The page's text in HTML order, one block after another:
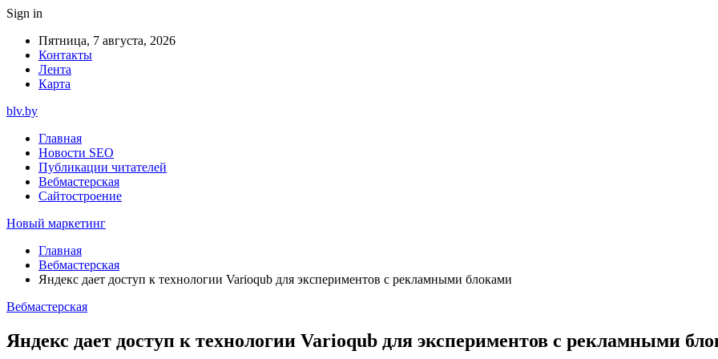
Sign in
Пятница, 7 августа, 2026
Контакты
Лента
Карта
blv.by
Главная
Новости SEO
Публикации читателей
Вебмастерская
Сайтостроение
Новый маркетинг
Главная
Вебмастерская
Яндекс дает доступ к технологии Varioqub для экспериментов с рекламными блоками
Вебмастерская
Яндекс дает доступ к технологии Varioqub для экспериментов с рекламными